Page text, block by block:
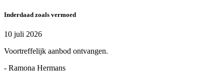
Inderdaad zoals vermoed
10 juli 2026
Voortreffelijk aanbod ontvangen.
- Ramona Hermans